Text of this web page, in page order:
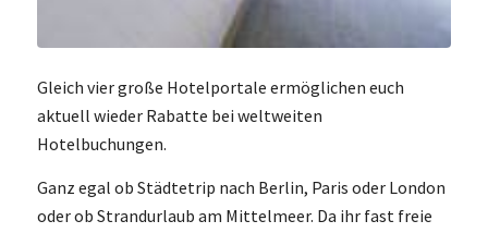
Gleich vier große Hotelportale ermöglichen euch
aktuell wieder Rabatte bei weltweiten
Hotelbuchungen.
Ganz egal ob Städtetrip nach Berlin, Paris oder London
oder ob Strandurlaub am Mittelmeer. Da ihr fast freie